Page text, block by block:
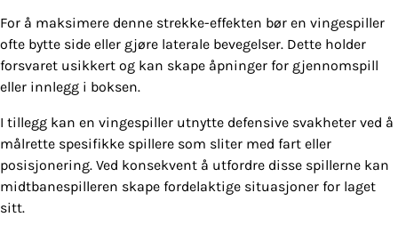
For å maksimere denne strekke-effekten bør en vingespiller
ofte bytte side eller gjøre laterale bevegelser. Dette holder
forsvaret usikkert og kan skape åpninger for gjennomspill
eller innlegg i boksen.
I tillegg kan en vingespiller utnytte defensive svakheter ved å
målrette spesifikke spillere som sliter med fart eller
posisjonering. Ved konsekvent å utfordre disse spillerne kan
midtbanespilleren skape fordelaktige situasjoner for laget
sitt.